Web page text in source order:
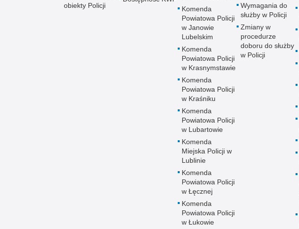
obiekty Policji
Komenda
Powiatowa Policji
w Janowie
Lubelskim
Komenda
Powiatowa Policji
w Krasnymstawie
Komenda
Powiatowa Policji
w Kraśniku
Komenda
Powiatowa Policji
w Lubartowie
Komenda
Miejska Policji w
Lublinie
Komenda
Powiatowa Policji
w Łęcznej
Komenda
Powiatowa Policji
w Łukowie
Wymagania do
służby w Policji
Zmiany w
procedurze
doboru do służby
w Policji